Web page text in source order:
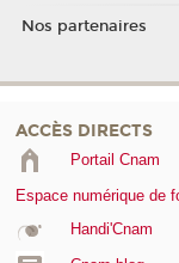
Nos partenaires
ACCÈS DIRECTS
Portail Cnam
Espace numérique de
Handi'Cnam